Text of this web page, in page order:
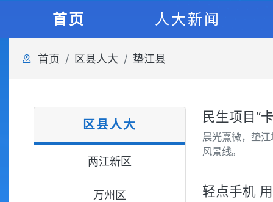
首页 人大新闻
首页 区县人大 垫江县
区县人大
两江新区
万州区
民生项目“
晨光熹微，垫
风景线。
轻点手机